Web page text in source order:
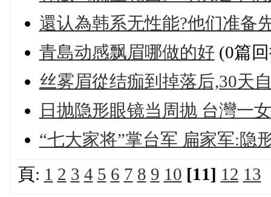
還认為韩系无性能?他们准备
青島动感飘眉哪做的好 (0篇
丝雾眉從结痂到掉落后,30天
日抛隐形眼镜当周抛 台灣一
“七大家将”掌台军 扁家军:隐
頁: 1 2 3 4 5 6 7 8 9 10 [11] 12 13